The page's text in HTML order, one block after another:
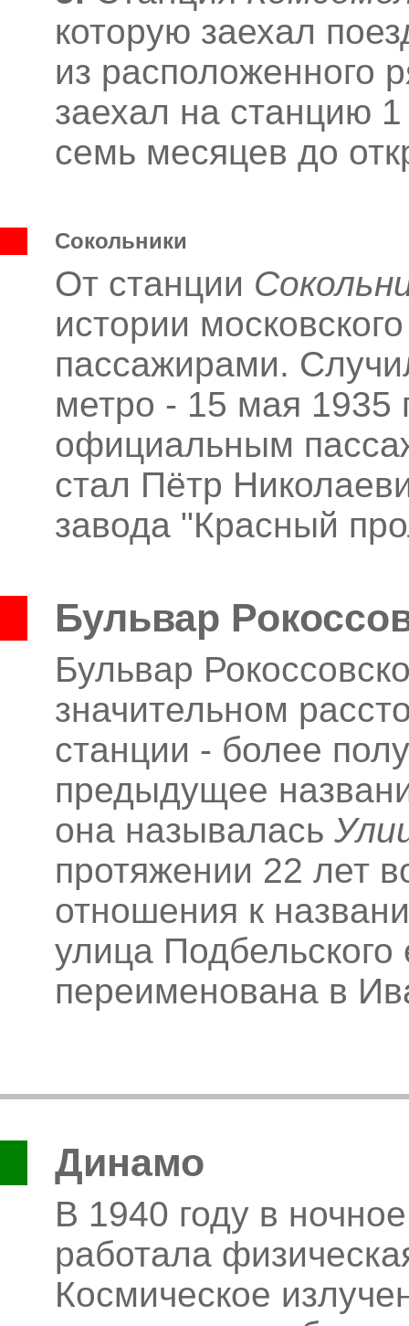
которую заехал
из расположенного
заехал на станцию
семь месяцев до
Сокольники
От станции
истории
пассажирами.
метро - 15 мая 1935
официальным
стал Пётр
завода "Красный
Бульвар
Бульвар
значительном
станции - более
предыдущее
она называлась
протяжении 22 лет
отношения к
улица
переименована в
Динамо
В 1940 году в
работала
Космическое